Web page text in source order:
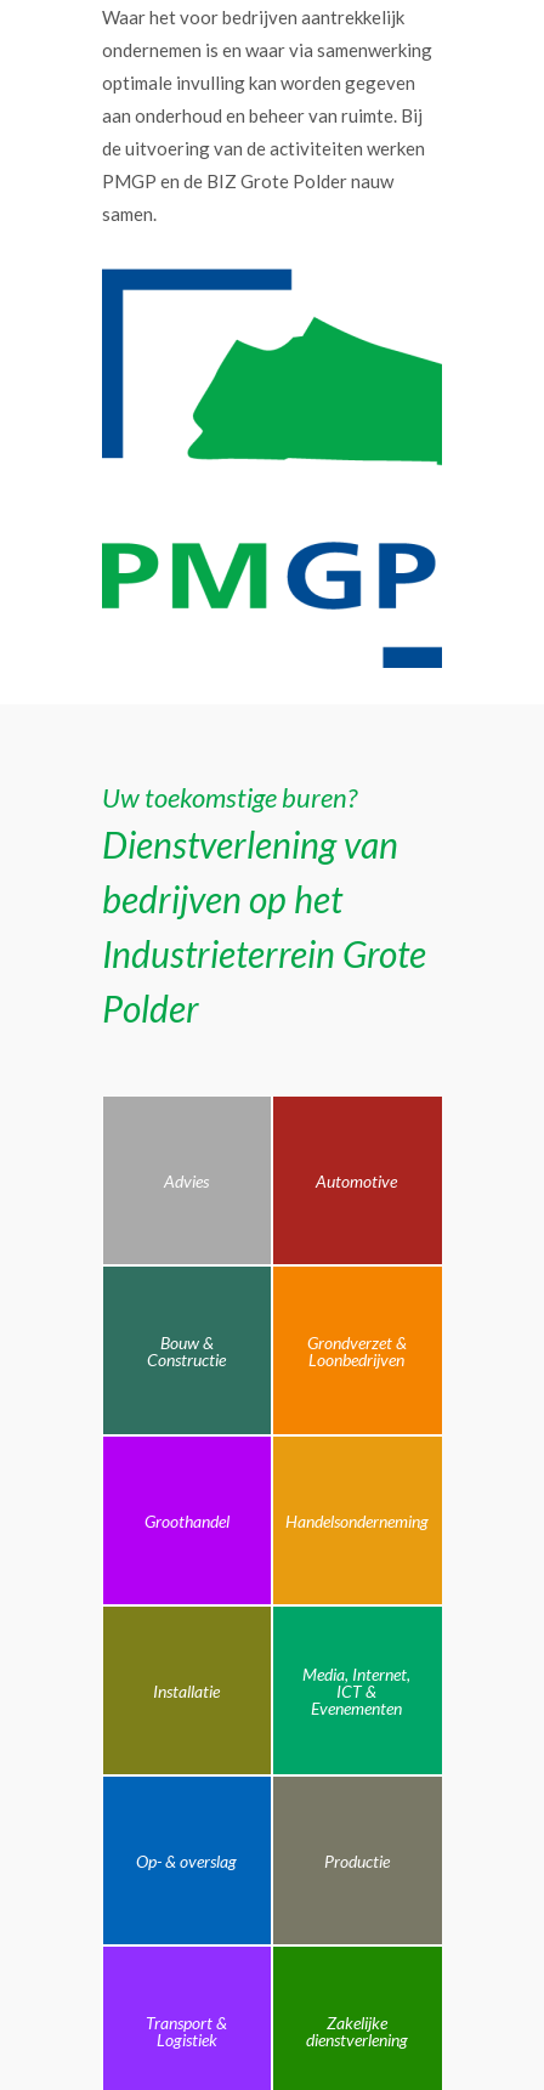
Waar het voor bedrijven aantrekkelijk
ondernemen is en waar via samenwerking
optimale invulling kan worden gegeven
aan onderhoud en beheer van ruimte. Bij
de uitvoering van de activiteiten werken
PMGP en de BIZ Grote Polder nauw
samen.
Uw toekomstige buren?
Dienstverlening van
bedrijven op het
Industrieterrein Grote
Polder
Advies Automotive
Bouw &
Constructie
Grondverzet &
Loonbedrijven
Groothandel Handelsonderneming
Installatie
Media, Internet,
ICT &
Evenementen
Op- & overslag Productie
Transport &
Logistiek
Zakelijke
dienstverlening